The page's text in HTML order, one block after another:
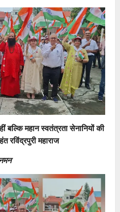
बल्कि महान स्वतंत्रता सेनानियों की
रविंद्रपुरीमहाराज